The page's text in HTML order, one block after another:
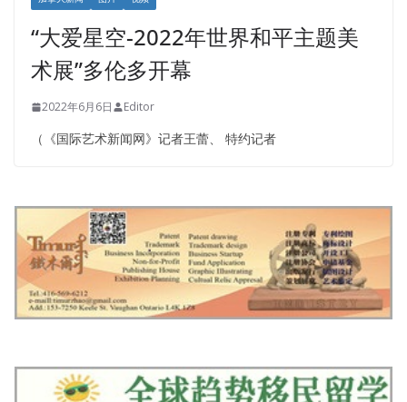
“大爱星空-2022年世界和平主题美
术展”多伦多开幕
2022年6月6日 Editor
（《国际艺术新闻网》记者王蕾、 特约记者